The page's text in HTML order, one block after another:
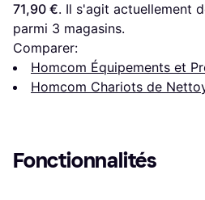
71,90 €. Il s'agit actuellement
parmi 3 magasins.
Comparer:
Homcom Équipements et
Homcom Chariots de
Fonctionnalités